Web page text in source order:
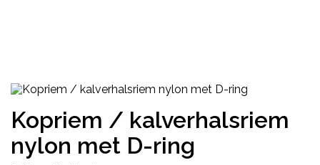
Kopriem / kalverhalsriem
nylon met D-ring